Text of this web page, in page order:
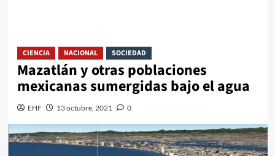
CIENCIA NACIONAL SOCIEDAD
Mazatlán y otras poblaciones
mexicanas sumergidas bajo el agua
EHF 13 octubre, 2021 0